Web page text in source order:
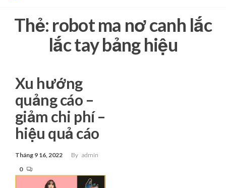
Thẻ: robot ma nơ canh lắc
lắc tay bảng hiệu
Xu hướng
quảng cáo –
giảm chi phí –
hiệu quả cáo
Tháng 9 16, 2022 By admin
0